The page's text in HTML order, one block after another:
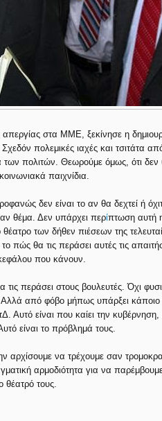
στα ΜΜΕ, ξεκίνησε η
πολεμικές ιαχές και τσιτάτα
των πολιτών. Θεωρούμε όμως, ότι
παιχνίδια.
δεν είναι το αν θα δεχτεί ή
θέμα. Δεν υπάρχει περίπτωση αυτή
θέατρο των δήθεν πιέσεων της
πώς θα τις περάσει αυτές τις
που κάνουν.
τις περάσει στους βουλευτές. Όχι
Αλλά από φόβο μήπως υπάρξει
Αυτό είναι που καίει την
είναι το πρόβλημά τους.
αρχίσουμε να τρέχουμε σαν
αρμοδιότητα για να
θέατρό τους.